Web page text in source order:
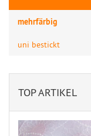
mehrfärbig
uni bestickt
TOP ARTIKEL